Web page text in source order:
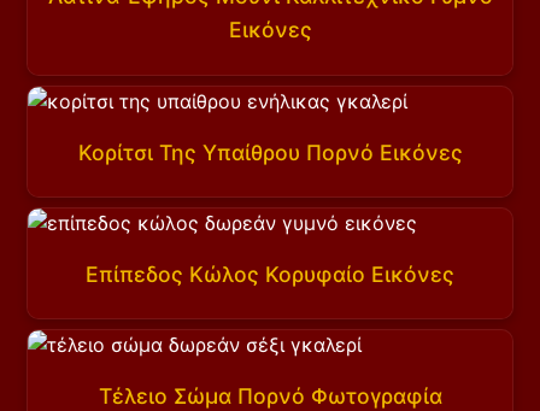
Εικόνες
Κορίτσι Της Υπαίθρου Πορνό Εικόνες
Επίπεδος Κώλος Κορυφαίο Εικόνες
Τέλειο Σώμα Πορνό Φωτογραφία